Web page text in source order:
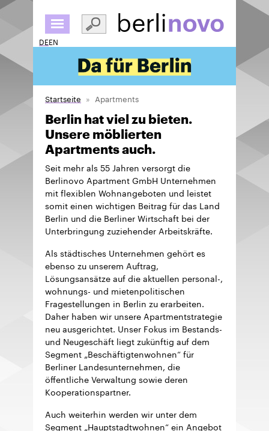
zum
Inhalt
DEEN
Startseite Apartments
Berlin hat viel zu bieten.
Unsere möblierten
Apartments auch.
Seit mehr als 55 Jahren versorgt die
Berlinovo Apartment GmbH Unternehmen
mit flexiblen Wohnangeboten und leistet
somit einen wichtigen Beitrag für das Land
Berlin und die Berliner Wirtschaft bei der
Unterbringung zuziehender Arbeitskräfte.
Als städtisches Unternehmen gehört es
ebenso zu unserem Auftrag,
Lösungsansätze auf die aktuellen personal-,
wohnungs- und mietenpolitischen
Fragestellungen in Berlin zu erarbeiten.
Daher haben wir unsere Apartmentstrategie
neu ausgerichtet. Unser Fokus im Bestands-
und Neugeschäft liegt zukünftig auf dem
Segment „Beschäftigtenwohnen“ für
Berliner Landesunternehmen, die
öffentliche Verwaltung sowie deren
Kooperationspartner.
Auch weiterhin werden wir unter dem
Segment „Hauptstadtwohnen“ ein Angebot